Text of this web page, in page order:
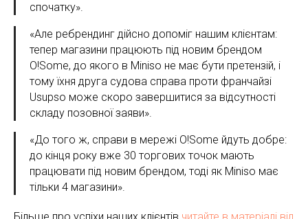
спочатку».
«Але ребрендинг дійсно допоміг нашим клієнтам:
тепер магазини працюють під новим брендом
O!Some, до якого в Miniso не має бути претензій, і
тому їхня друга судова справа проти франчайзі
Usupso може скоро завершитися за відсутності
складу позовної заяви».
«До того ж, справи в мережі O!Some йдуть добре:
до кінця року вже 30 торгових точок мають
працювати під новим брендом, тоді як Miniso має
тільки 4 магазини».